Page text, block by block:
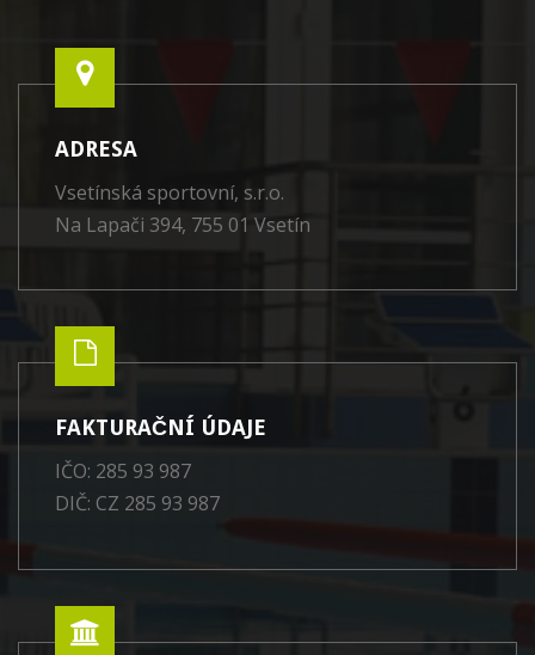
ADRESA
Vsetínská sportovní, s.r.o.
Na Lapači 394, 755 01 Vsetín
FAKTURAČNÍ ÚDAJE
IČO: 285 93 987
DIČ: CZ 285 93 987